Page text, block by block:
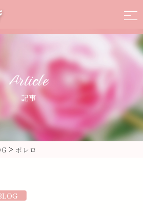
Article
記事
> ボレロ